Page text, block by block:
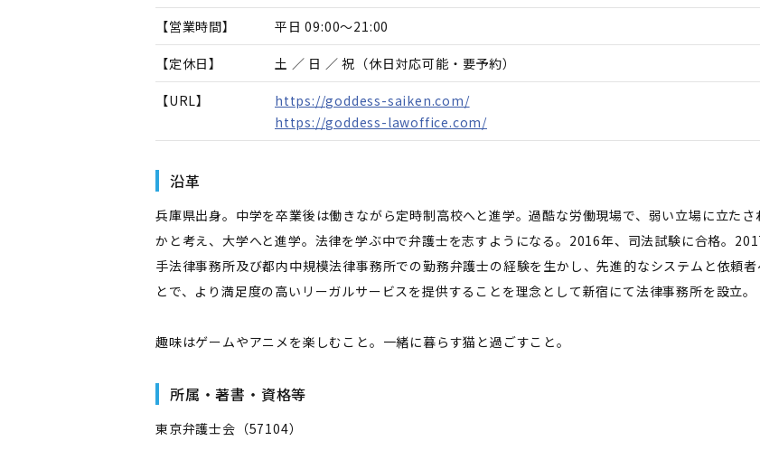
【営業時間】 平日 09:00～21:00
【定休日】 土 ／ 日 ／ 祝（休日対応可能・要予約）
【URL】
https://goddess-saiken.com/
https://goddess-lawoffice.com/
沿革
兵庫県出身。中学を卒業後は働きながら定時制高校へと進学。過酷な労働現場で、弱い立場に立た
かと考え、大学へと進学。法律を学ぶ中で弁護士を志すようになる。2016年、司法試験に合格。
手法律事務所及び都内中規模法律事務所での勤務弁護士の経験を生かし、先進的なシステムと依頼
とで、より満足度の高いリーガルサービスを提供することを理念として新宿にて法律事務所を設立。
趣味はゲームやアニメを楽しむこと。一緒に暮らす猫と過ごすこと。
所属・著書・資格等
東京弁護士会（57104）